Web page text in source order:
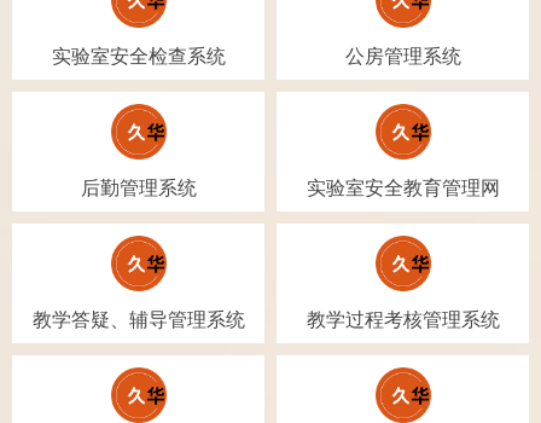
实验室安全检查系统 公房管理系统
后勤管理系统 实验室安全教育管理网
教学答疑、辅导管理系统 教学过程考核管理系统